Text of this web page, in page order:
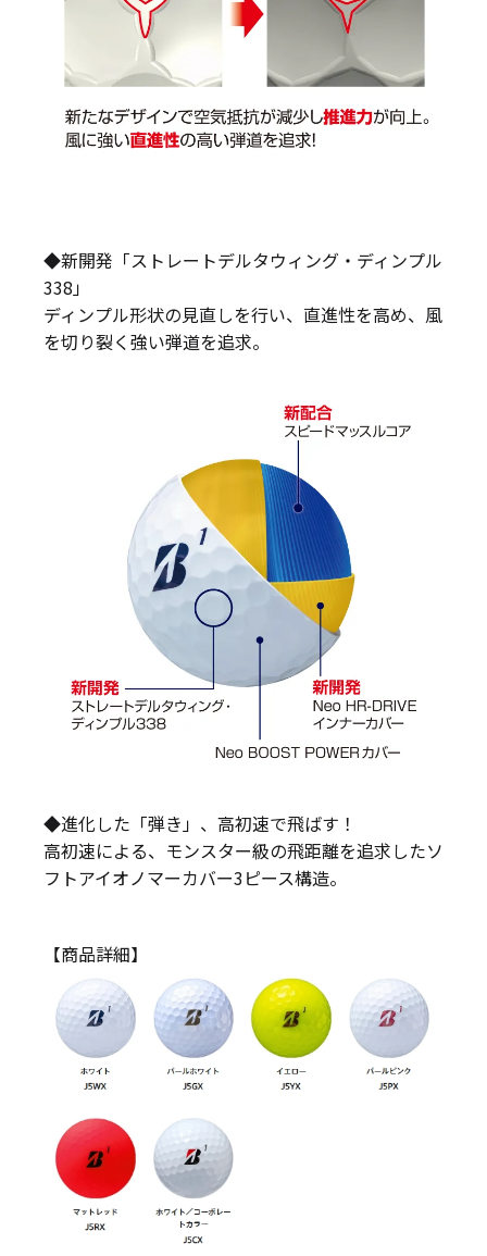
◆新開発「ストレートデルタウィング・ディンプル
338」
ディンプル形状の見直しを行い、直進性を高め、風
を切り裂く強い弾道を追求。
◆進化した「弾き」、高初速で飛ばす！
高初速による、モンスター級の飛距離を追求したソ
フトアイオノマーカバー3ピース構造。
【商品詳細】